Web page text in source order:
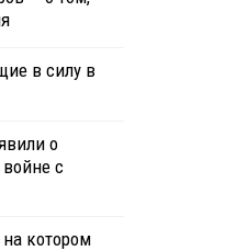
в силу в
о
с
на котором